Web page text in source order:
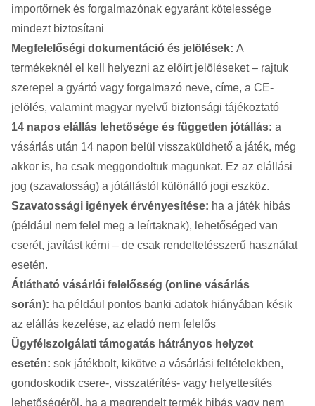
importőrnek és forgalmazónak egyaránt kötelessége
mindezt biztosítani
Megfelelőségi dokumentáció és jelölések: A
termékeknél el kell helyezni az előírt jelöléseket – rajtuk
szerepel a gyártó vagy forgalmazó neve, címe, a CE-
jelölés, valamint magyar nyelvű biztonsági tájékoztató
14 napos elállás lehetősége és független jótállás: a
vásárlás után 14 napon belül visszaküldhető a játék, még
akkor is, ha csak meggondoltuk magunkat. Ez az elállási
jog (szavatosság) a jótállástól különálló jogi eszköz.
Szavatossági igények érvényesítése: ha a játék hibás
(például nem felel meg a leírtaknak), lehetőséged van
cserét, javítást kérni – de csak rendeltetésszerű használat
esetén.
Átlátható vásárlói felelősség (online vásárlás
során): ha például pontos banki adatok hiányában késik
az elállás kezelése, az eladó nem felelős
Ügyfélszolgálati támogatás hátrányos helyzet
esetén: sok játékbolt, kikötve a vásárlási feltételekben,
gondoskodik csere-, visszatérítés- vagy helyettesítés
lehetőségéről, ha a megrendelt termék hibás vagy nem